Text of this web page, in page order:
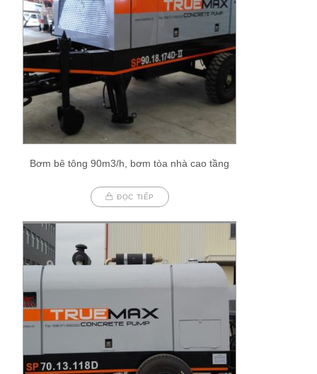
Bơm bê tông 90m3/h, bơm tòa nhà cao tầng
ĐỌC TIẾP